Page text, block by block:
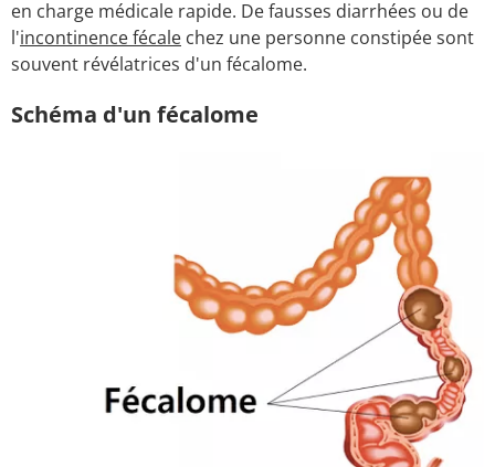
en charge médicale rapide. De fausses diarrhées ou de
l'incontinence fécale chez une personne constipée sont
souvent révélatrices d'un fécalome.
Schéma d'un fécalome